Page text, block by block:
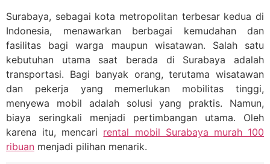
Surabaya, sebagai kota metropolitan terbesar kedua di
Indonesia, menawarkan berbagai kemudahan dan
fasilitas bagi warga maupun wisatawan. Salah satu
kebutuhan utama saat berada di Surabaya adalah
transportasi. Bagi banyak orang, terutama wisatawan
dan pekerja yang memerlukan mobilitas tinggi,
menyewa mobil adalah solusi yang praktis. Namun,
biaya seringkali menjadi pertimbangan utama. Oleh
karena itu, mencari rental mobil Surabaya murah 100
ribuan menjadi pilihan menarik.